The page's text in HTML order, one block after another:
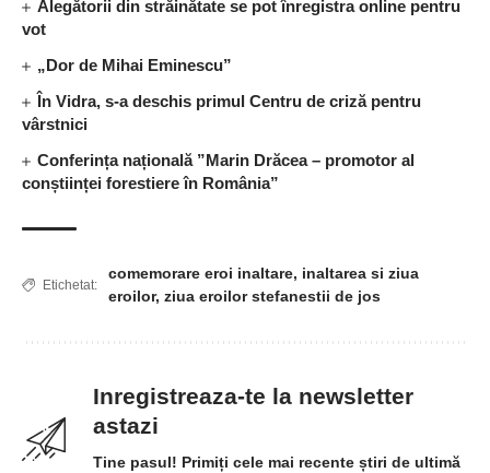
Alegătorii din străinătate se pot înregistra online pentru
vot
„Dor de Mihai Eminescu”
În Vidra, s-a deschis primul Centru de criză pentru
vârstnici
Conferința națională ”Marin Drăcea – promotor al
conștiinței forestiere în România”
Etichetat:
comemorare eroi inaltare, inaltarea si ziua
eroilor, ziua eroilor stefanestii de jos
Inregistreaza-te la newsletter
astazi
Tine pasul! Primiți cele mai recente știri de ultimă